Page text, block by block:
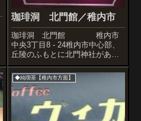
珈琲洞 北門館／稚内市
珈琲洞 北門館 稚内市
中央3丁目8 - 24稚内市中心部、
丘陵のふもとに北門神社があ
る。天照皇大神を奉った大変歴
史の古い神社だが、こちらは同
じ『北門』の名がつけられた老
舗喫茶店。昔の駄菓子ガラスケ
ースのようにナナメに作られた
窓が外観の...
◆純喫茶【稚内市方面】